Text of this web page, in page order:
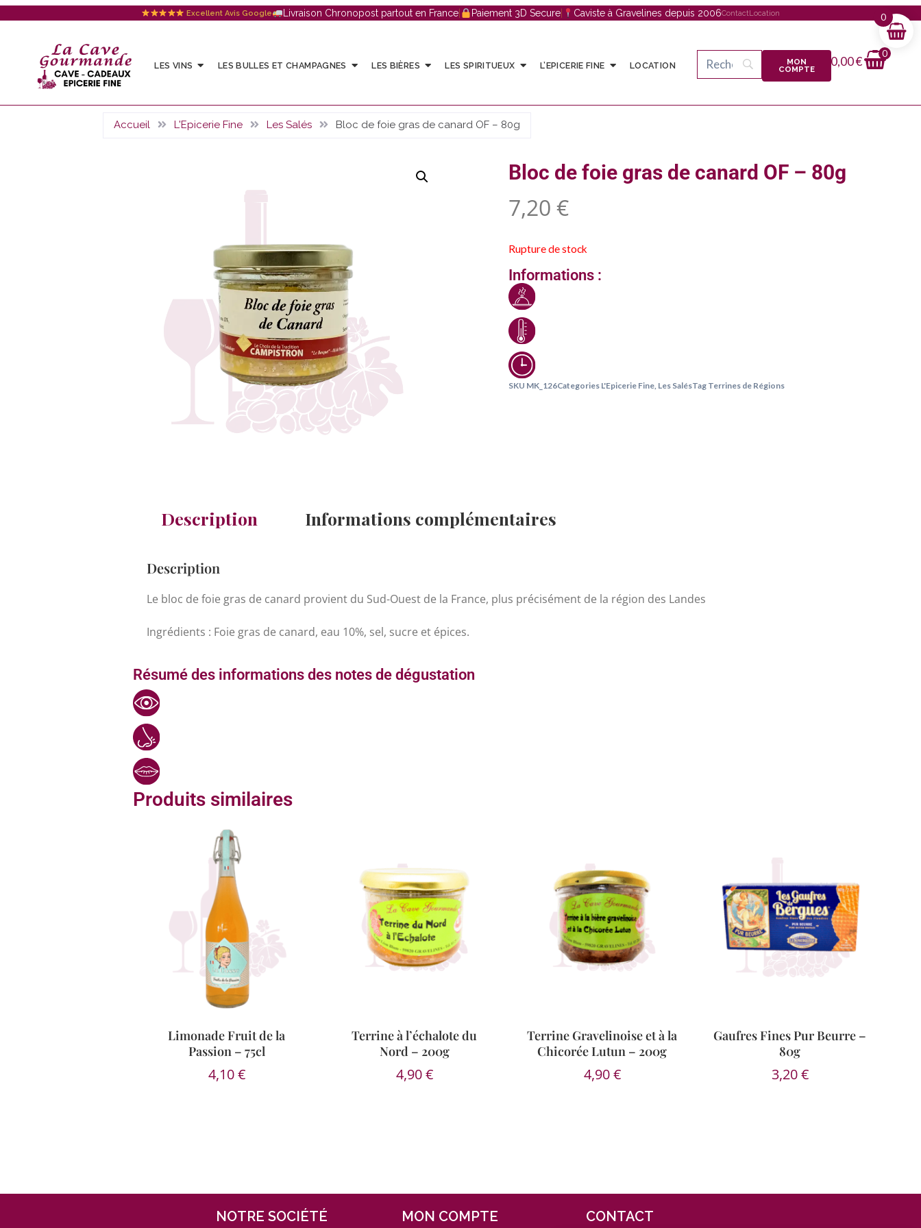
Excellent Avis Google Livraison Chronopost partout en France| Paiement 3D Secure| Caviste à Gravelines depuis 2006ContactLocation
LES VINS LES BULLES ET CHAMPAGNES LES BIÈRES LES SPIRITUEUX L’EPICERIE FINE LOCATION MON
COMPTE
0,00€
0
Accueil L'Epicerie Fine Les Salés Bloc de foie gras de canard OF – 80g
Bloc de foie gras de canard OF – 80g
7,20 €
Rupture de stock
Informations :
SKU MK_126Categories L'Epicerie Fine, Les SalésTag Terrines de Régions
Description Informations complémentaires
Description
Le bloc de foie gras de canard provient du Sud-Ouest de la France, plus précisément de la région des Landes
Ingrédients : Foie gras de canard, eau 10%, sel, sucre et épices.
Résumé des informations des notes de dégustation
Produits similaires
Limonade Fruit de la
Passion – 75cl
4,10€
Terrine à l’échalote du
Nord – 200g
4,90€
Terrine Gravelinoise et à la
Chicorée Lutun – 200g
4,90€
Gaufres Fines Pur Beurre –
80g
3,20€
NOTRE SOCIÉTÉ MON COMPTE CONTACT
0